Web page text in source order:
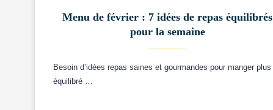
Menu de février : 7 idées de repas équilibrés
pour la semaine
Besoin d’idées repas saines et gourmandes pour manger plus
équilibré …